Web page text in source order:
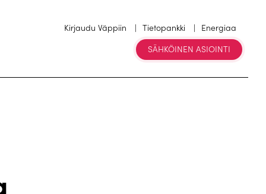
Kirjaudu Väppiin Tietopankki
Energiaa
SÄHKÖINEN ASIOINTI